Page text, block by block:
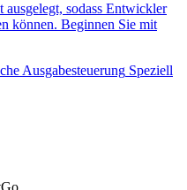
sodass Entwickler
können. Beginnen Sie mit
Ausgabesteuerung Speziell